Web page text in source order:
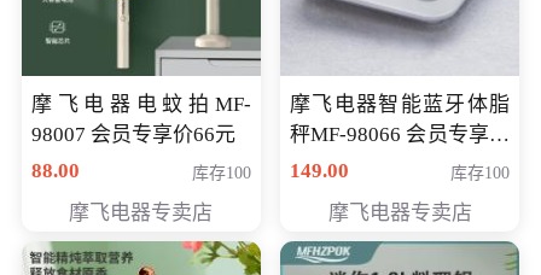
摩飞电器电蚊拍MF-
98007 会员专享价66元
88.00
库存100
摩飞电器专卖店
摩飞电器智能蓝牙体脂
秤MF-98066 会员专享价
98元
149.00 库存100
摩飞电器专卖店